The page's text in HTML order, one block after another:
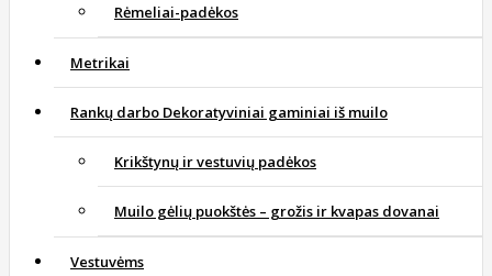
Rėmeliai-padėkos
Metrikai
Rankų darbo Dekoratyviniai gaminiai iš muilo
Krikštynų ir vestuvių padėkos
Muilo gėlių puokštės – grožis ir kvapas dovanai
Vestuvėms